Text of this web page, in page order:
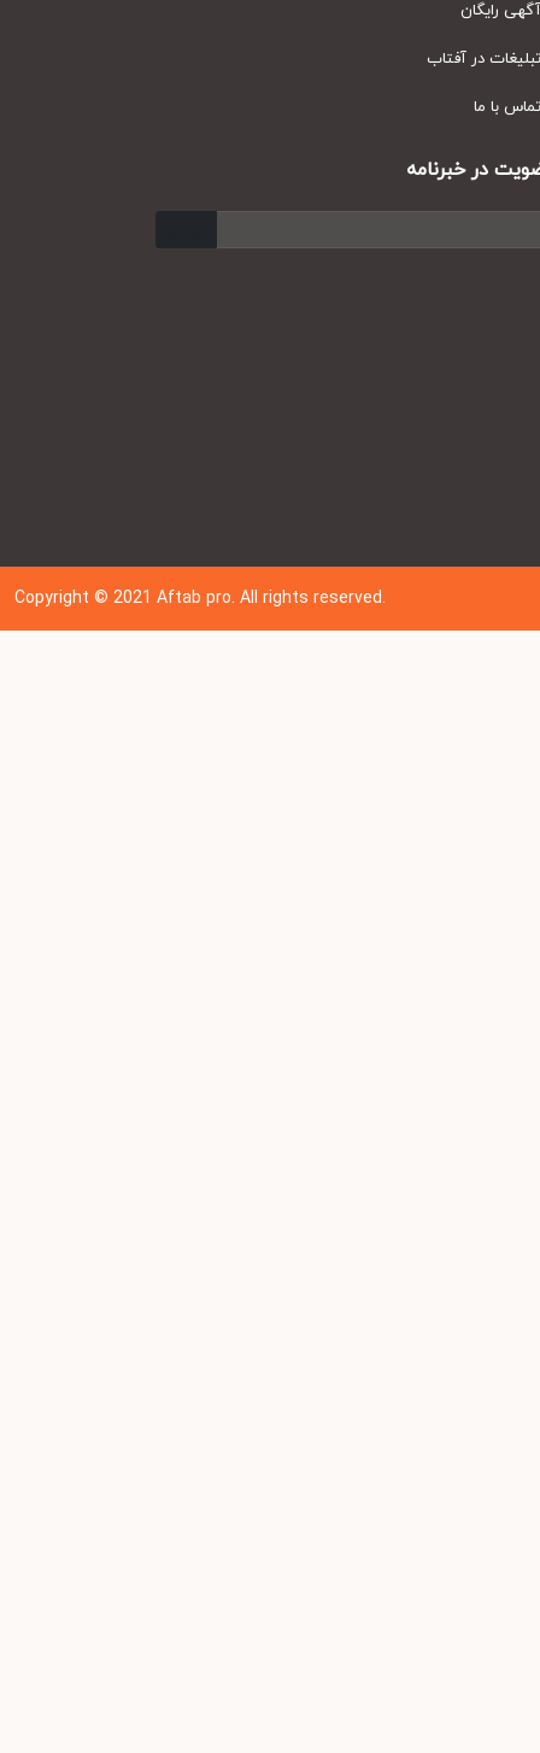
رایگان
در آفتاب
با ما
در خبرنامه
Copyright © 202 1Aftab pro. All rights reserved.